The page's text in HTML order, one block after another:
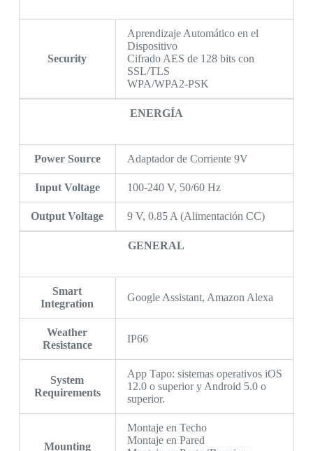
Security
Aprendizaje Automático en el
Dispositivo
Cifrado AES de 128 bits con
SSL/TLS
WPA/WPA2-PSK
ENERGÍA
Power Source Adaptador de Corriente 9V
Input Voltage 100-240 V, 50/60 Hz
Output Voltage 9 V, 0.85 A (Alimentación CC)
GENERAL
Smart
Integration
Google Assistant, Amazon Alexa
Weather
Resistance
IP66
System
Requirements
App Tapo: sistemas operativos iOS
12.0 o superior y Android 5.0 o
superior.
Mounting
Montaje en Techo
Montaje en Pared